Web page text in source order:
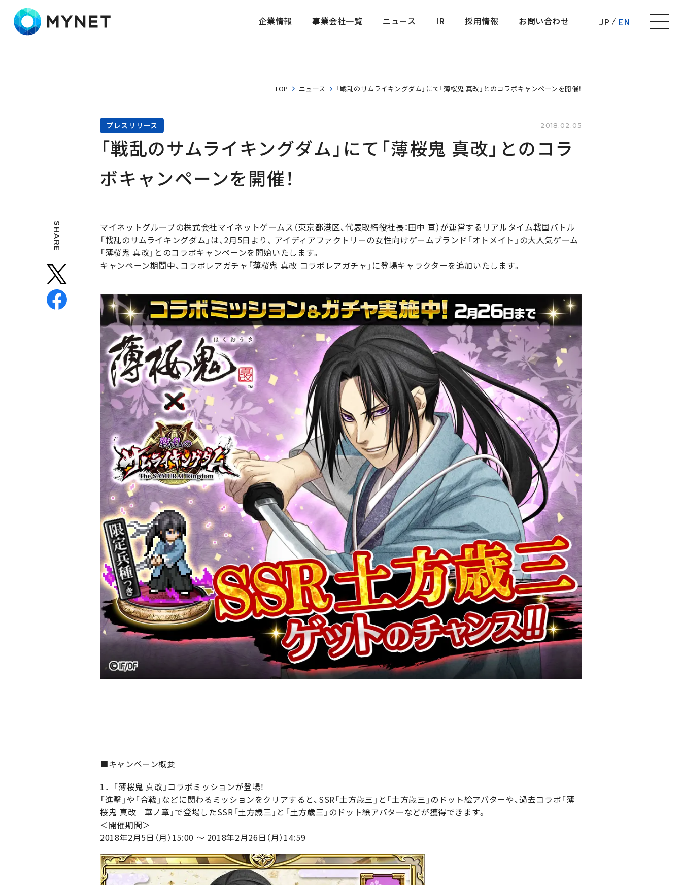
企業情報
事業会社一覧
ニュース
IR
採用情報
お問い合わせ
JP EN
TOP ニュース 「戦乱のサムライキングダム」にて「薄桜鬼 真改」とのコラボキャンペーンを開催！
プレスリリース 2018.02.05
「戦乱のサムライキングダム」にて「薄桜鬼 真改」とのコラ
ボキャンペーンを開催！
SHARE
マイネットグループの株式会社マイネットゲームス（東京都港区、代表取締役社長：田中 亘）が運営するリアルタイム戦国バトル
「戦乱のサムライキングダム」は、2月5日より、 アイディアファクトリーの女性向けゲームブランド「オトメイト」の大人気ゲーム
「薄桜鬼 真改」とのコラボキャンペーンを開始いたします。
キャンペーン期間中、コラボレアガチャ「薄桜鬼 真改 コラボレアガチャ」に登場キャラクターを追加いたします。
■キャンペーン概要
1．「薄桜鬼 真改」コラボミッションが登場！
「進撃」や「合戦」などに関わるミッションをクリアすると、SSR「土方歳三」と「土方歳三」のドット絵アバターや、過去コラボ「薄
桜鬼 真改 華ノ章」で登場したSSR「土方歳三」と「土方歳三」のドット絵アバターなどが獲得できます。
＜開催期間＞
2018年2月5日（月）15:00 ～ 2018年2月26日（月）14:59